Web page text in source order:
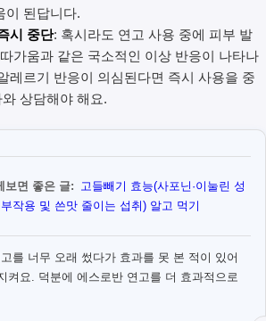
이 된답니다.
시 중단: 혹시라도 연고 사용 중에 피부 발
가움과 같은 국소적인 이상 반응이 나타나
레르기 반응이 의심된다면 즉시 사용을 중
상담해야 해요.
보면 좋은 글:
고들빼기 효능(사포닌·이눌린 성
작용 및 쓴맛 줄이는 섭취) 알고 먹기
를 너무 오래 썼다가 효과를 못 본 적이 있어
켜요. 덕분에 에스로반 연고를 더 효과적으로